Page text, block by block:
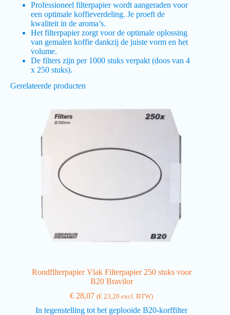
Professioneel filterpapier wordt aangeraden voor
een optimale koffieverdeling. Je proeft de
kwaliteit in de aroma’s.
Het filterpapier zorgt voor de optimale oplossing
van gemalen koffie dankzij de juiste vorm en het
volume.
De filters zijn per 1000 stuks verpakt (doos van 4
x 250 stuks).
Gerelateerde producten
Rondfilterpapier Vlak Filterpapier 250 stuks voor
B20 Bravilor
€ 28,07 (€ 23,20 excl. BTW)
In tegenstelling tot het geplooide B20-korffilter